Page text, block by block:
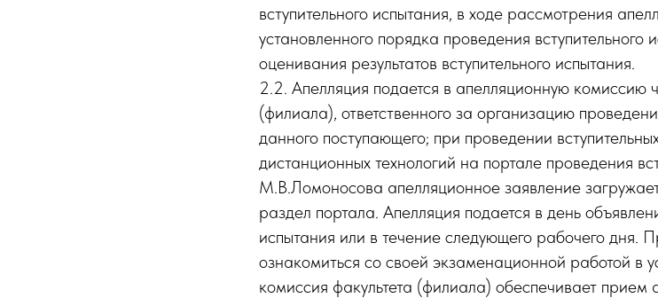
вступительного испытания, в ходе рассмотрения
установленного порядка проведения вступительного
оценивания результатов вступительного испытания.
2.2. Апелляция подается в апелляционную комиссию
(филиала), ответственного за организацию
данного поступающего; при проведении
дистанционных технологий на портале проведения
М.В.Ломоносова апелляционное заявление
раздел портала. Апелляция подается в день
испытания или в течение следующего рабочего дня.
ознакомиться со своей экзаменационной работой в
комиссия факультета (филиала) обеспечивает прием